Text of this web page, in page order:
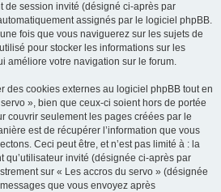
de session invité (désigné ci-après par
assignés par le logiciel phpBB.
fois que vous naviguerez sur les sujets de
pour stocker les informations sur les
améliore votre navigation sur le forum.
des cookies externes au logiciel phpBB tout en
», bien que ceux-ci soient hors de portée
couvrir seulement les pages créées par le
est de récupérer l’information que vous
Ceci peut être, et n’est pas limité à : la
qu’utilisateur invité (désignée ci-après par
sur « Les accros du servo » (désignée
que vous envoyez après